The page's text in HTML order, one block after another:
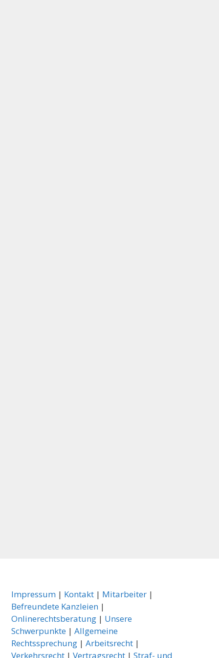
Impressum| Kontakt| Mitarbeiter|
Befreundete Kanzleien|
Onlinerechtsberatung| Unsere
Schwerpunkte| Allgemeine
Rechtssprechung| Arbeitsrecht|
Verkehrsrecht| Vertragsrecht| Straf- und